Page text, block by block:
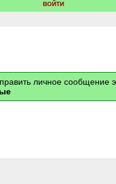
ВОЙТИ
личное сообщение